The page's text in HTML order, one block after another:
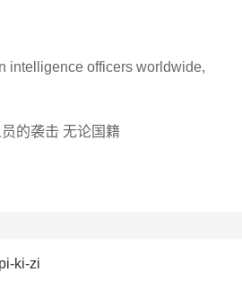
intelligence officers worldwide,
的袭击 无论国籍
ki-zi